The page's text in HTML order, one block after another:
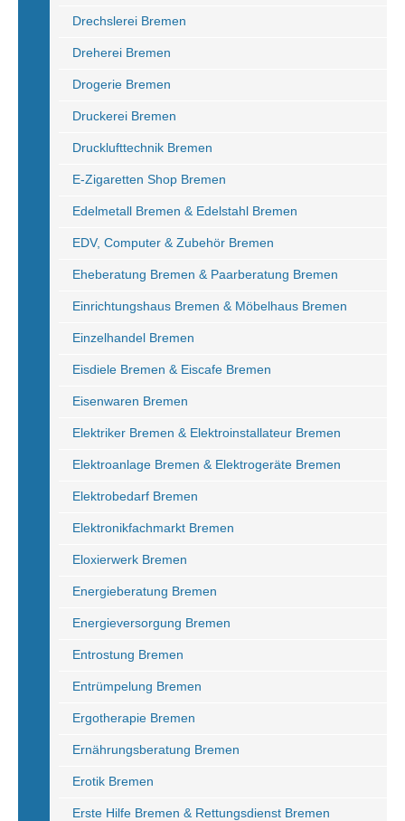
Drechslerei Bremen
Dreherei Bremen
Drogerie Bremen
Druckerei Bremen
Drucklufttechnik Bremen
E-Zigaretten Shop Bremen
Edelmetall Bremen & Edelstahl Bremen
EDV, Computer & Zubehör Bremen
Eheberatung Bremen & Paarberatung Bremen
Einrichtungshaus Bremen & Möbelhaus Bremen
Einzelhandel Bremen
Eisdiele Bremen & Eiscafe Bremen
Eisenwaren Bremen
Elektriker Bremen & Elektroinstallateur Bremen
Elektroanlage Bremen & Elektrogeräte Bremen
Elektrobedarf Bremen
Elektronikfachmarkt Bremen
Eloxierwerk Bremen
Energieberatung Bremen
Energieversorgung Bremen
Entrostung Bremen
Entrümpelung Bremen
Ergotherapie Bremen
Ernährungsberatung Bremen
Erotik Bremen
Erste Hilfe Bremen & Rettungsdienst Bremen